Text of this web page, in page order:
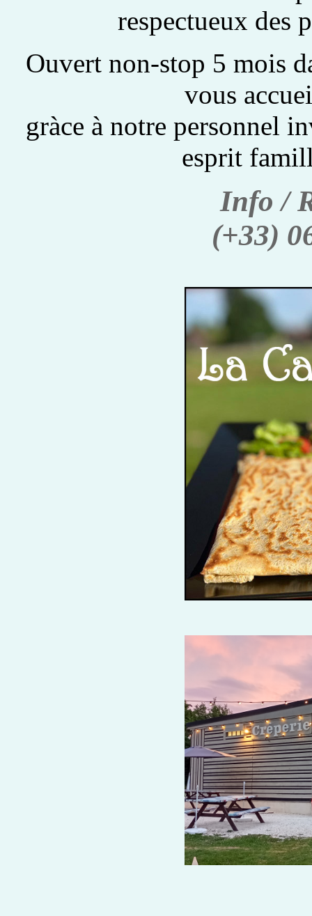
respectueux des
Ouvert non-stop 5 mois
vous
gràce à notre personnel
esprit
Info /
(+33)